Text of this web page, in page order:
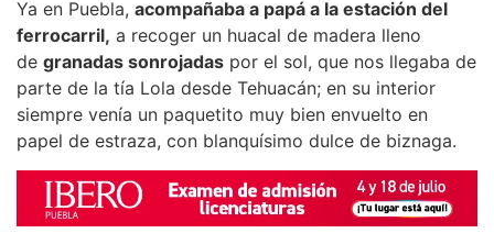
Ya en Puebla, acompañaba a papá a la estación del
ferrocarril, a recoger un huacal de madera lleno
de granadas sonrojadas por el sol, que nos llegaba de
parte de la tía Lola desde Tehuacán; en su interior
siempre venía un paquetito muy bien envuelto en
papel de estraza, con blanquísimo dulce de biznaga.